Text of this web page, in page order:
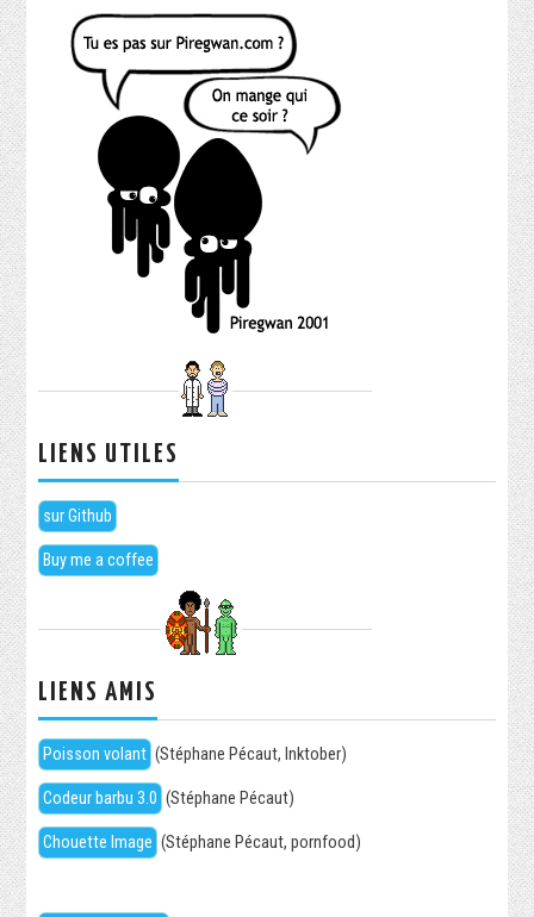
LIENS UTILES
sur Github
Buy me a coffee
LIENS AMIS
Poisson volant (Stéphane Pécaut, Inktober)
Codeur barbu 3.0 (Stéphane Pécaut)
Chouette Image (Stéphane Pécaut, pornfood)